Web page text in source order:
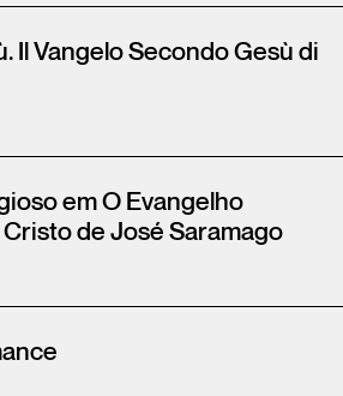
Il Vangelo Secondo Gesù di
em O Evangelho
de José Saramago